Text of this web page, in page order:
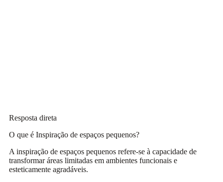
Resposta direta
O que é Inspiração de espaços pequenos?
A inspiração de espaços pequenos refere-se à capacidade de
transformar áreas limitadas em ambientes funcionais e
esteticamente agradáveis.